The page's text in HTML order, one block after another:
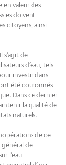
en valeur des
doivent
citoyens, ainsi
s’agit de
d’eau, tels
investir dans
été couronnés
Dans ce dernier
la qualité de
naturels.
de ce
général de
l’eau